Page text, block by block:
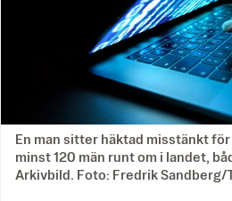
En man sitter häktad misstänkt för
minst 120 män runt om i landet,
Arkivbild. Foto: Fredrik Sandberg/